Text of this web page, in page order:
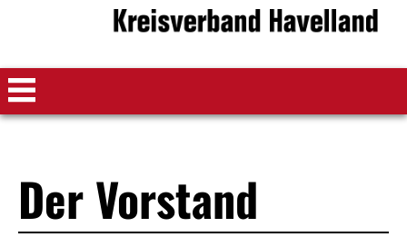
Der Vorstand